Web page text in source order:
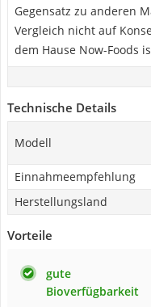
Gegensatz zu anderen
Vergleich nicht auf
dem Hause Now-Foods
Technische Details
Modell
Einnahmeempfehlung
Herstellungsland
Vorteile
gute
Bioverfügbarkeit